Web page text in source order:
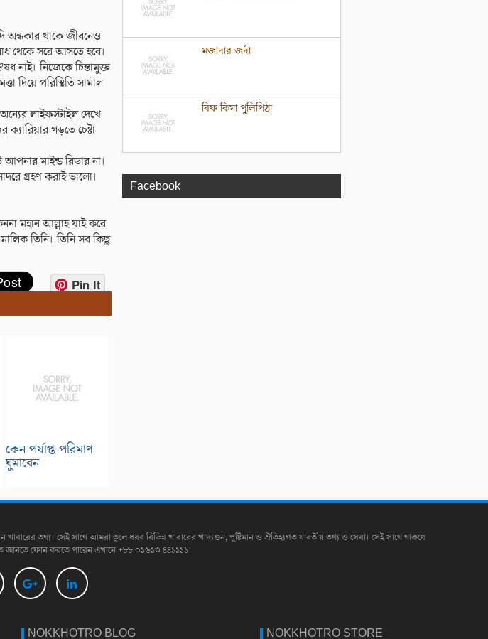
অন্ধকার থাকে জীবনেও
থেকে সরে আসতে হবে।
নাই। নিজেকে চিন্তামুক্ত
দিয়ে পরিস্থিতি সামাল
লাইফস্টাইল দেখে
ক্যারিয়ার গড়তে চেষ্টা
মাইন্ড রিডার না।
গ্রহণ করাই ভালো।
মহান আল্লাহ যাই করে
তিনি। তিনি সব কিছু
Pin It
কেন পর্যাপ্ত পরিমাণ
ঘুমাবেন
মজাদার জর্দা
বিফ কিমা পুলিপিঠা
Facebook
খাবারের তথ্য। সেই সাথে আমরা তুলে ধরব বিভিন্ন খাবারের খাদ্যগুন, পুষ্টিমান ও ঐতিহ্যগত যাবতীয় তথ্য ও সেবা। সেই সাথে থাকছে
জানতে ফোন করতে পারেন এখানে +৮৮ ০১৬১৩ ৪৪১১১১।
NOKKHOTRO BLOG NOKKHOTRO STORE